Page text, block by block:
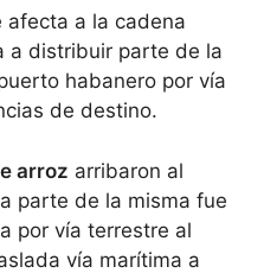
afecta a la cadena
a distribuir parte de la
habanero por vía
de destino.
arroz arribaron al
parte de la misma fue
por vía terrestre al
vía marítima a